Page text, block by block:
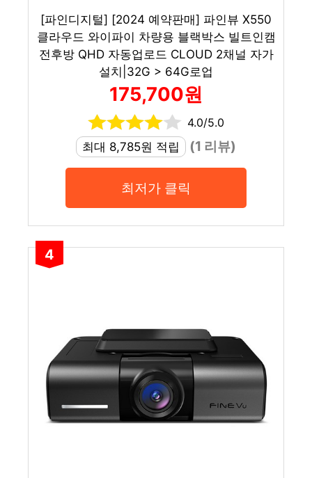
[파인디지털] [2024 예약판매] 파인뷰 X550
클라우드 와이파이 차량용 블랙박스 빌트인캠
전후방 QHD 자동업로드 CLOUD 2채널 자가
설치|32G > 64G로업
175,700원
4.0/5.0
최대 8,785원 적립
(1 리뷰)
최저가 클릭
4